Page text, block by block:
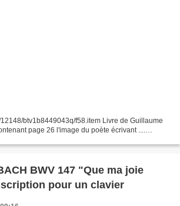
btv1b8449043q/f58.item Livre de Guillaume
page 26 l'image du poète écrivant ....
ma joie
Transcription pour un clavier